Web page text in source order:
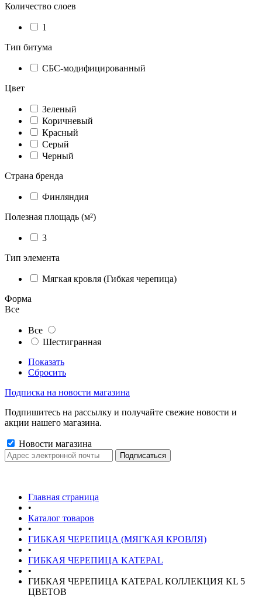
Количество слоев
1
Тип битума
СБС-модифицированный
Цвет
Зеленый
Коричневый
Красный
Серый
Черный
Страна бренда
Финляндия
Полезная площадь (м²)
3
Тип элемента
Мягкая кровля (Гибкая черепица)
Форма
Все
Все
Шестигранная
Показать
Сбросить
Подписка на новости магазина
Подпишитесь на рассылку и получайте свежие новости и
акции нашего магазина.
Новости магазина
Главная страница
•
Каталог товаров
•
ГИБКАЯ ЧЕРЕПИЦА (МЯГКАЯ КРОВЛЯ)
•
ГИБКАЯ ЧЕРЕПИЦА KATEPAL
•
ГИБКАЯ ЧЕРЕПИЦА KATEPAL КОЛЛЕКЦИЯ KL 5
ЦВЕТОВ